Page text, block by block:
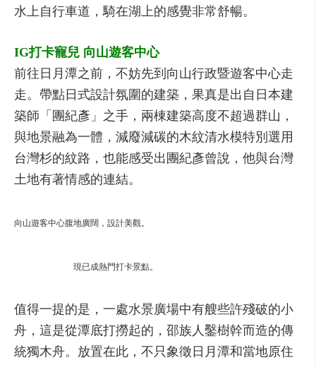
水上自行車道，騎在湖上的感覺非常舒暢。
IG打卡寵兒 向山遊客中心
前往日月潭之前，不妨先到向山行政暨遊客中心走
走。帶點日式設計氛圍的建築，果真是出自日本建
築師「團紀彥」之手，兩棟建築高度不超過群山，
與地景融為一體，減廢減碳的木紋清水模特別選用
台灣杉的紋路，也能感受出團紀彥曾說，他與台灣
土地有著情感的連結。
向山遊客中心腹地廣闊，設計美觀。
現已成熱門打卡景點。
值得一提的是，一處水景廣場中有艘些許殘破的小
舟，這是從潭底打撈起的，邵族人鑿樹幹而造的傳
統獨木舟。放置在此，不只象徵日月潭和當地原住